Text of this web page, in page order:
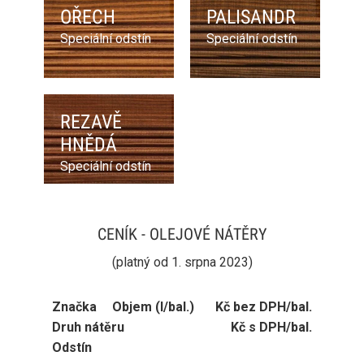
OŘECH
Speciální odstín
PALISANDR
Speciální odstín
REZAVĚ
HNĚDÁ
Speciální odstín
CENÍK - OLEJOVÉ NÁTĚRY
(platný od 1. srpna 2023)
Značka
Kč s DPH/bal.
Kč bez DPH/bal.
Druh nátěru
Objem (l/bal.)
Odstín